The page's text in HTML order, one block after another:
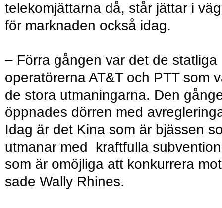
telekomjättarna då, står jättar i
för marknaden också idag.
– Förra gången var det de statliga
operatörerna AT&T och PTT som
de stora utmaningarna. Den
öppnades dörren med
Idag är det Kina som är bjässen
utmanar med kraftfulla
som är omöjliga att konkurrera
sade Wally Rhines.